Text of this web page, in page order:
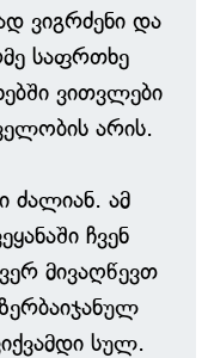
ვიგრძენი და
საფრთხე
ვითვლები
არის.
ძალიან. ამ
ჩვენ
მივაღწევთ
სულ.